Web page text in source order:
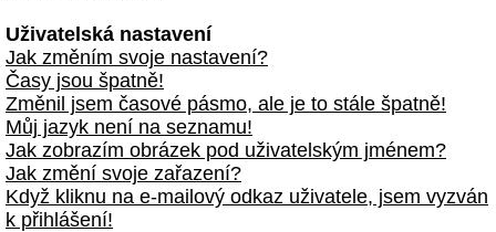
Uživatelská nastavení
Jak změním svoje nastavení?
Časy jsou špatně!
Změnil jsem časové pásmo, ale je to stále špatně!
Můj jazyk není na seznamu!
Jak zobrazím obrázek pod uživatelským jménem?
Jak změní svoje zařazení?
Když kliknu na e-mailový odkaz uživatele, jsem vyzván
k přihlášení!